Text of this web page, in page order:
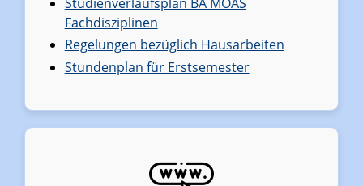
Fachdisziplinen
Regelungen bezüglich Hausarbeiten
Stundenplan für Erstsemester